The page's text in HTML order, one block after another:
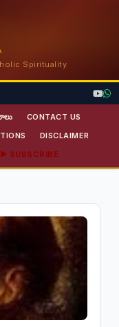
Spirituality
CONTACT US
DISCLAIMER
▶ SUBSCRIBE